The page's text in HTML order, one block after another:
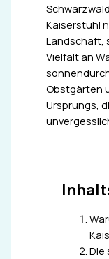
Kaiserstuhl
Landschaft,
Vielfalt an
Obstgärten
Ursprungs,
Die